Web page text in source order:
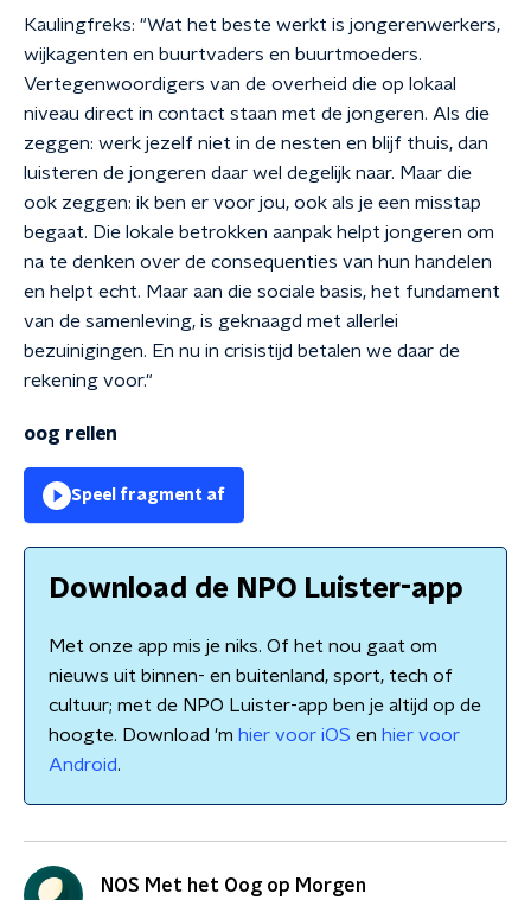
Kaulingfreks: "Wat het beste werkt is jongerenwerkers,
wijkagenten en buurtvaders en buurtmoeders.
Vertegenwoordigers van de overheid die op lokaal
niveau direct in contact staan met de jongeren. Als die
zeggen: werk jezelf niet in de nesten en blijf thuis, dan
luisteren de jongeren daar wel degelijk naar. Maar die
ook zeggen: ik ben er voor jou, ook als je een misstap
begaat. Die lokale betrokken aanpak helpt jongeren om
na te denken over de consequenties van hun handelen
en helpt echt. Maar aan die sociale basis, het fundament
van de samenleving, is geknaagd met allerlei
bezuinigingen. En nu in crisistijd betalen we daar de
rekening voor."
oog rellen
Speel fragment af
Download de NPO Luister-app
Met onze app mis je niks. Of het nou gaat om
nieuws uit binnen- en buitenland, sport, tech of
cultuur; met de NPO Luister-app ben je altijd op de
hoogte. Download 'm hier voor iOS en hier voor
Android.
NOS Met het Oog op Morgen